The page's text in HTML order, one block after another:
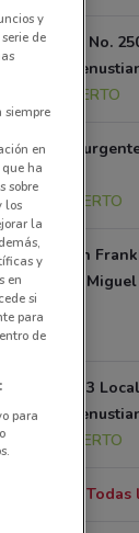
Leon No.
Condesa.
ABIERTO
km
ABIERTO
Benjamin
Carranza
km
No. 3
km
ABIERTO
Todas
y
de
siempre
en
ha
sobre
los
la
y
en
si
para
de
para